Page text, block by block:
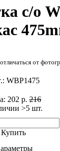
с/о
от
WBP1475
>5 шт.
202 р.216
Купить